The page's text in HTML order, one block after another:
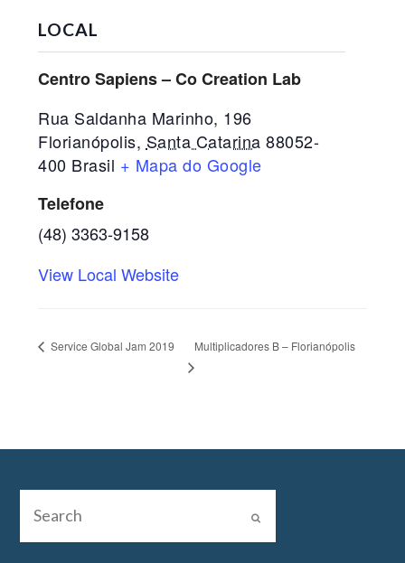
LOCAL
Centro Sapiens – Co Creation Lab
Rua Saldanha Marinho, 196
Florianópolis, Santa Catarina 88052-
400 Brasil + Mapa do Google
Telefone
(48) 3363-9158
View Local Website
Service Global Jam 2019 Multiplicadores B – Florianópolis